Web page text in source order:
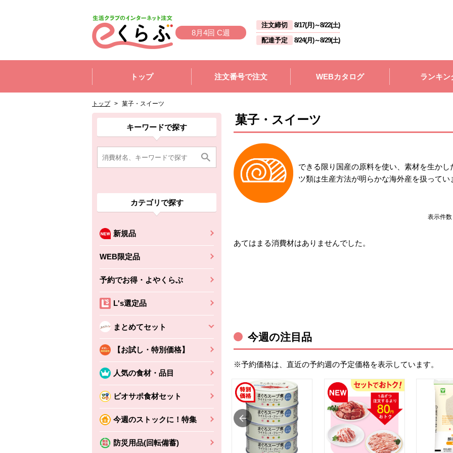
8月4回 C週
注文締切 8/17(月)～8/22(土)
配達予定
8/24(月)～8/29(土)
トップ
注文番号で注文 WEBカタログ ランキン
トップ > 菓子・スイーツ
ここから消費材検索メニューです。
キーワードで探す
カテゴリで探す
新規品
WEB限定品
予約でお得・よやくらぶ
L's選定品
まとめてセット
【お試し・特別価格】
人気の食材・品目
ビオサポ食材セット
今週のストックに！特集
防災用品(回転備蓄)
消費材検索メニューここまで。
ここから本文です。
ここから組合員向けメニューです。
組合員向けメニューここまで。
ここから本文です。 菓子・スイーツ
できる限り国産の原料を使い、素材を生か
ツ類は生産方法が明らかな海外産を扱ってい
表示件数
あてはまる消費材はありませんでした。
今週の注目品
※予約価格は、直近の予約週の予定価格を表示しています。